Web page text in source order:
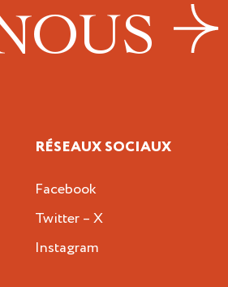
RÉSEAUX SOCIAUX
Facebook
Twitter – X
Instagram